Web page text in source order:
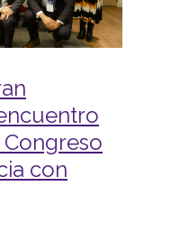
con